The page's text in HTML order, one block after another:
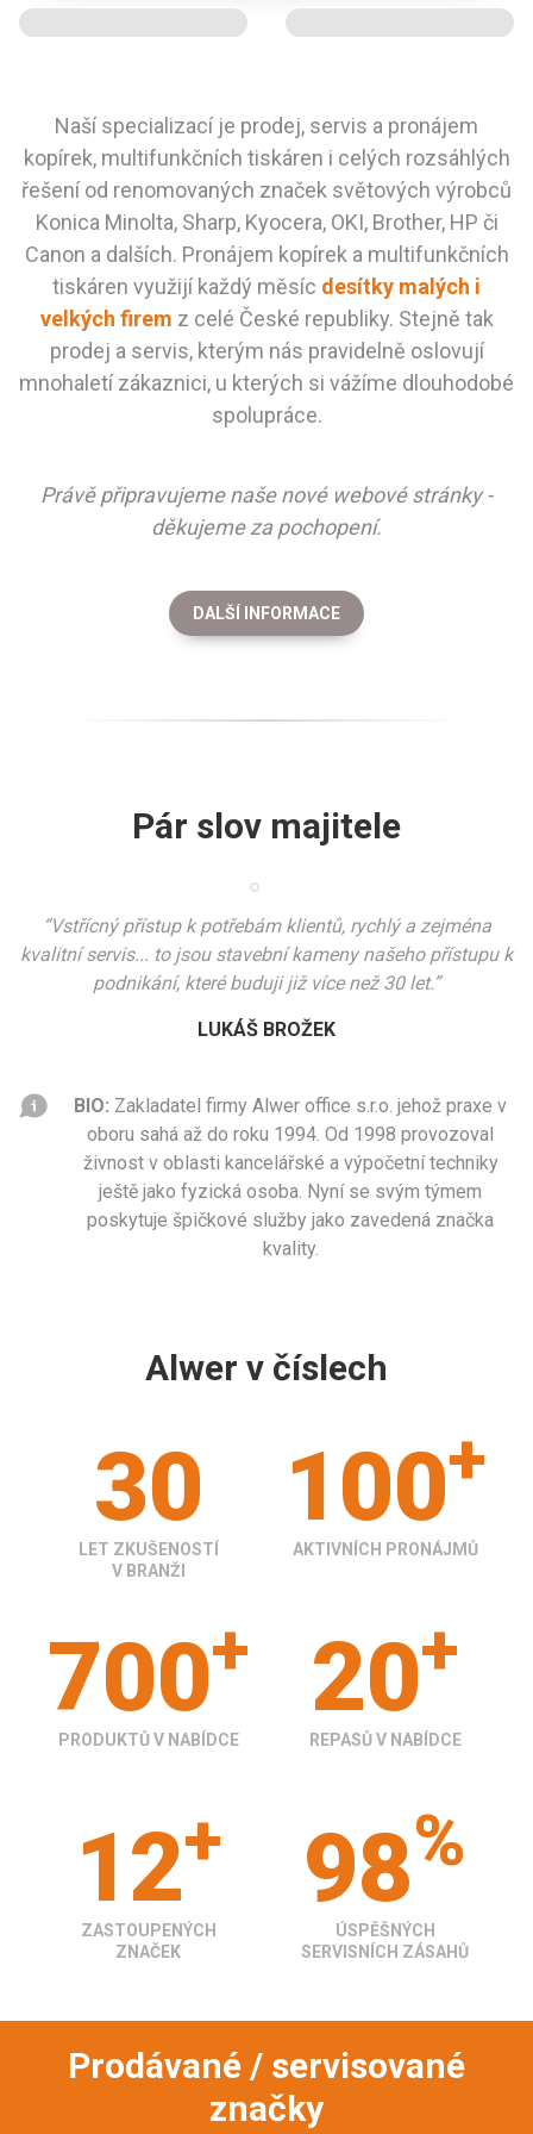
Naší specializací je prodej, servis a pronájem
kopírek, multifunkčních tiskáren i celých rozsáhlých
řešení od renomovaných značek světových výrobců
Konica Minolta, Sharp, Kyocera, OKI, Brother, HP či
Canon a dalších. Pronájem kopírek a multifunkčních
tiskáren využijí každý měsíc desítky malých i
velkých firem z celé České republiky. Stejně tak
prodej a servis, kterým nás pravidelně oslovují
mnohaletí zákaznici, u kterých si vážíme dlouhodobé
spolupráce.
Právě připravujeme naše nové webové stránky -
děkujeme za pochopení.
DALŠÍ INFORMACE
Pár slov majitele
“Vstřícný přístup k potřebám klientů, rychlý a zejména
kvalitní servis... to jsou stavební kameny našeho přístupu k
podnikání, které buduji již více než 30 let.”
LUKÁŠ BROŽEK
BIO: Zakladatel firmy Alwer office s.r.o. jehož praxe v
oboru sahá až do roku 1994. Od 1998 provozoval
živnost v oblasti kancelářské a výpočetní techniky
ještě jako fyzická osoba. Nyní se svým týmem
poskytuje špičkové služby jako zavedená značka
kvality.
Alwer v číslech
30
LET ZKUŠENOSTÍ
V BRANŽI
100+
AKTIVNÍCH PRONÁJMŮ
700+
PRODUKTŮ V NABÍDCE
20+
REPASŮ V NABÍDCE
12+
ZASTOUPENÝCH
ZNAČEK
98%
ÚSPĚŠNÝCH
SERVISNÍCH ZÁSAHŮ
Prodávané / servisované
značky